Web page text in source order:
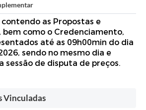
as Propostas e
bem como o Credenciamento,
até as 09h00min do dia
sendo no mesmo dia e
sessão de disputa de preços.
Vinculadas